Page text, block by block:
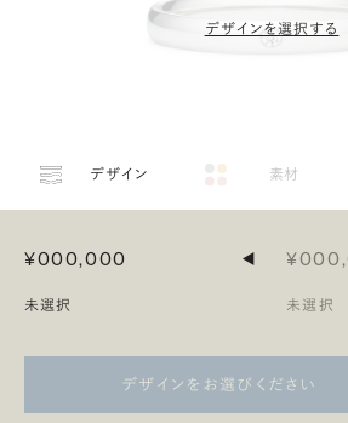
デザインを選択する
デザイン 素材
¥000,000
未選択
◀
未選択
デザインをお選びください